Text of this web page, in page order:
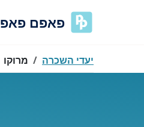
פאפם
יעדי השכרה מרוקו